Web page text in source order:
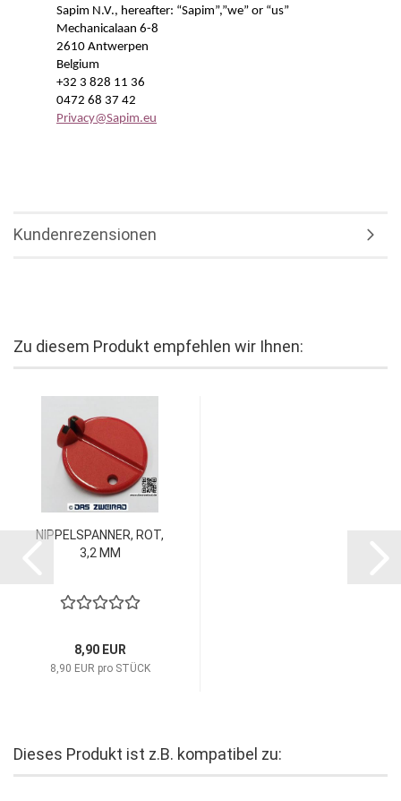
Sapim N.V., hereafter: “Sapim”,”we” or “us”
Mechanicalaan 6-8
2610 Antwerpen
Belgium
+32 3 828 11 36
0472 68 37 42
Privacy@Sapim.eu
Kundenrezensionen
Zu diesem Produkt empfehlen wir Ihnen:
NIPPELSPANNER, ROT,
3,2 MM
8,90 EUR
8,90 EUR pro STÜCK
Dieses Produkt ist z.B. kompatibel zu: